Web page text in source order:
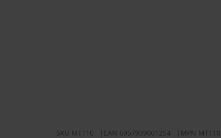
SKU MT110 EAN 6957939001254 MPN MT110